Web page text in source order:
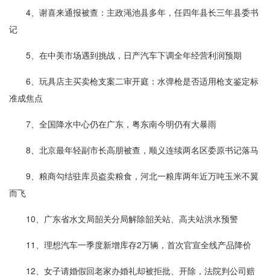
4、谢喜来通报被查：主政渑池县多年，任四年县长三年县委书
记
5、在中美市场遇到挑战，日产汽车下调全年经营利润预期
6、玩具店主买卖枪支案二审开庭：水弹枪是否适用枪支鉴定标
准成焦点
7、全国降水中心仍在广东，粤东南今明仍有大暴雨
8、北京最年轻副市长高朋被查，顺义连续两名区委原书记落马
9、粮商勾结驻库员盗卖粮食，河北一粮库两年近万吨玉米不翼
而飞
10、广东省水文局韶关分局解除韶关站、高夫站洪水预警
11、理想汽车一季度新增库存2万辆，首次官宣全线产品降价
12、女子请婚假回老家办婚礼却被拒批、开除，法院判公司赔